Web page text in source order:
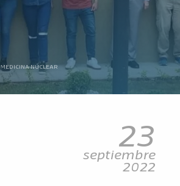
MEDICINA NUCLEAR
23
septiembre
2022